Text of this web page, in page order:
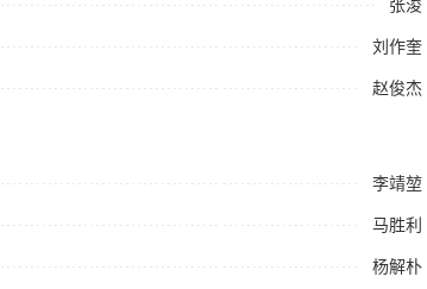
张浚
刘作奎
赵俊杰
李靖堃
马胜利
杨解朴